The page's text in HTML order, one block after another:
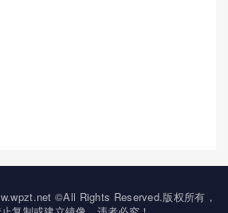
©All Rights Reserved.版权所有，